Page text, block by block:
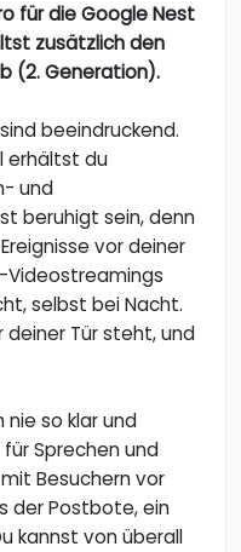
für die Google Nest
zusätzlich den
(2. Generation).
beeindruckend.
erhältst du
und
beruhigt sein, denn
vor deiner
Videostreamings
selbst bei Nacht.
deiner Tür steht, und
nie so klar und
Sprechen und
Besuchern vor
der Postbote, ein
kannst von überall